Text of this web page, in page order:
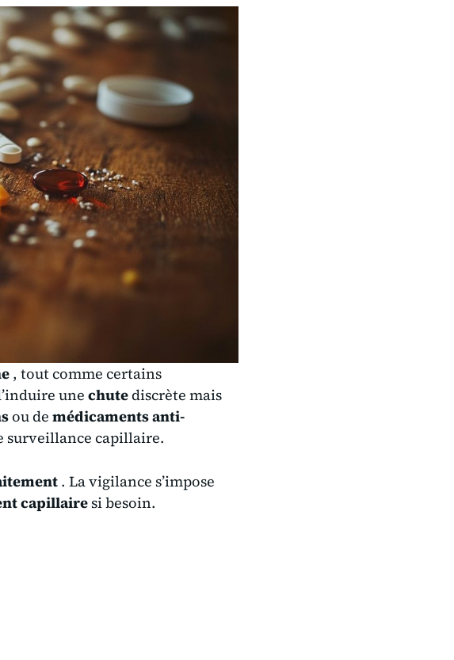
, tout comme certains
une chutediscrète mais
ou de médicaments anti-
surveillance capillaire.
. La vigilance s’impose
capillairesi besoin.